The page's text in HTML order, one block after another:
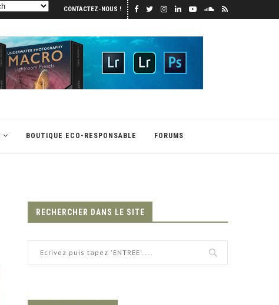
CONTACTEZ-NOUS !
BOUTIQUE ECO-RESPONSABLE FORUMS
RECHERCHER DANS LE SITE